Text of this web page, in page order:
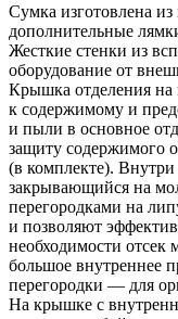
Сумка изготовлена из
дополнительные
Жесткие стенки из
оборудование от
Крышка отделения на
к содержимому и
и пыли в основное
защиту содержимого
(в комплекте).
закрывающийся на
перегородками на
и позволяют
необходимости отсек
большое внутреннее
перегородки — для
На крышке с